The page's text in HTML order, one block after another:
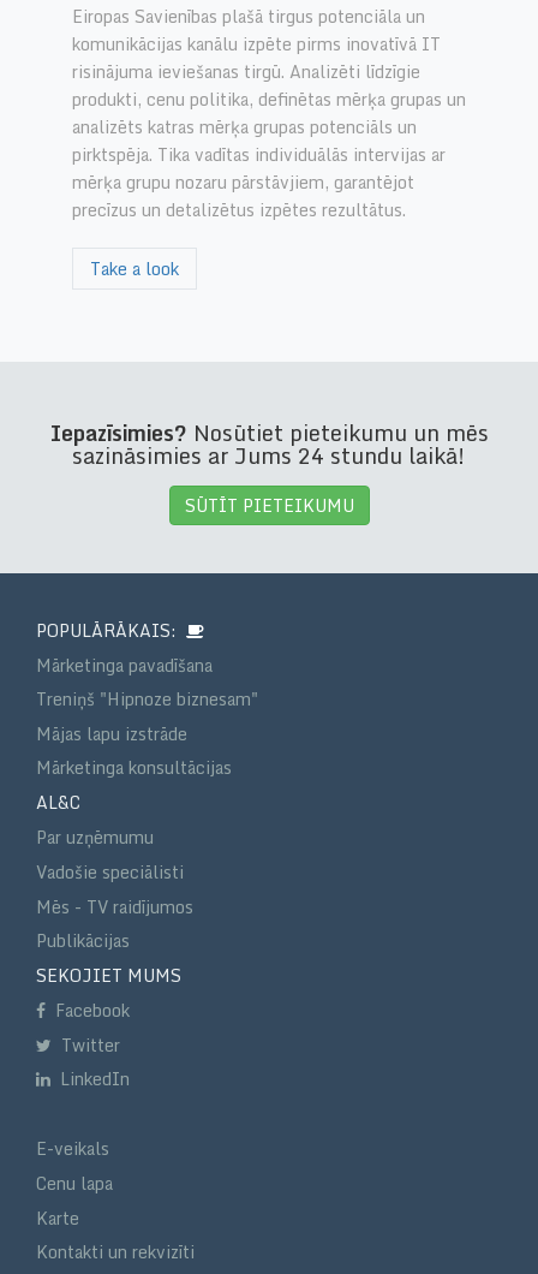
Eiropas Savienības plašā tirgus potenciāla un
komunikācijas kanālu izpēte pirms inovatīvā IT
risinājuma ieviešanas tirgū. Analizēti līdzīgie
produkti, cenu politika, definētas mērķa grupas un
analizēts katras mērķa grupas potenciāls un
pirktspēja. Tika vadītas individuālās intervijas ar
mērķa grupu nozaru pārstāvjiem, garantējot
precīzus un detalizētus izpētes rezultātus.
Take a look
Iepazīsimies? Nosūtiet pieteikumu un mēs
sazināsimies ar Jums 24 stundu laikā!
SŪTĪT PIETEIKUMU
POPULĀRĀKAIS:
Mārketinga pavadīšana
Treniņš "Hipnoze biznesam"
Mājas lapu izstrāde
Mārketinga konsultācijas
AL&C
Par uzņēmumu
Vadošie speciālisti
Mēs - TV raidījumos
Publikācijas
SEKOJIET MUMS
Facebook
Twitter
LinkedIn
E-veikals
Cenu lapa
Karte
Kontakti un rekvizīti